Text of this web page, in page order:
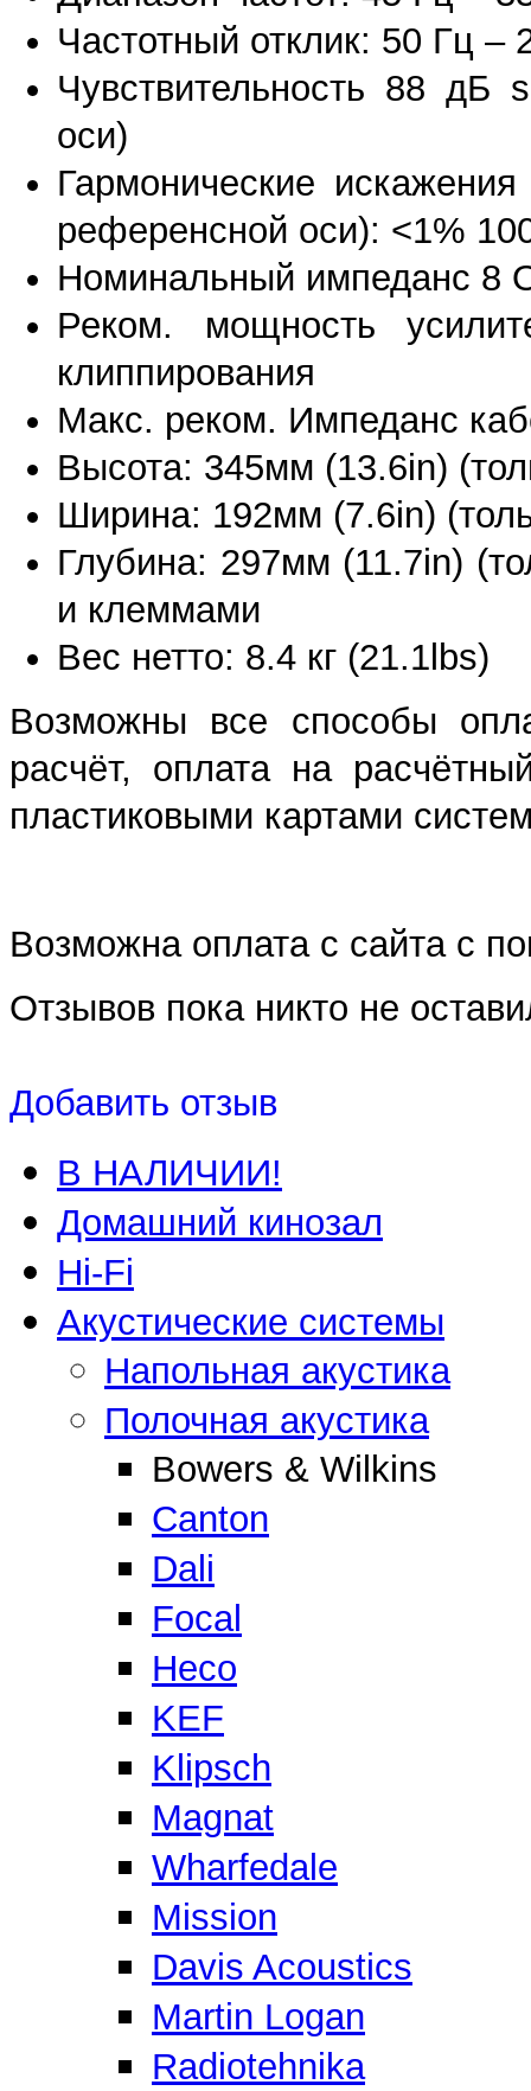
Частотный отклик: 50 Гц
Чувствительность 88
оси)
Гармонические
референсной оси): <1%
Номинальный импеданс 8
Реком. мощность
клиппирования
Макс. реком. Импеданс
Высота: 345мм (13.6in)
Ширина: 192мм (7.6in)
Глубина: 297мм (11.7in)
и клеммами
Вес нетто: 8.4 кг (21.1lbs)
Возможны все способы
расчёт, оплата на
пластиковыми картами
Возможна оплата с сайта с
Отзывов пока никто не
Добавить отзыв
В НАЛИЧИИ!
Домашний кинозал
Hi-Fi
Акустические системы
Напольная акустика
Полочная акустика
Bowers & Wilkins
Canton
Dali
Focal
Heco
KEF
Klipsch
Magnat
Wharfedale
Mission
Davis Acoustics
Martin Logan
Radiotehnika